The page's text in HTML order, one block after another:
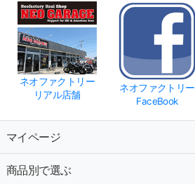
ネオファクトリー
リアル店舗
ネオファクトリー
FaceBook
マイページ
商品別で選ぶ